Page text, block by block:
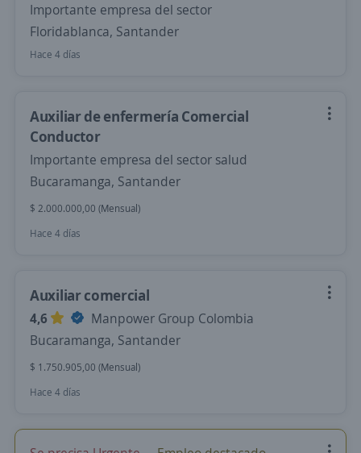
Importante empresa del sector
Floridablanca, Santander
Hace 4 días
Auxiliar de enfermería Comercial
Conductor
Importante empresa del sector salud
Bucaramanga, Santander
$ 2.000.000,00 (Mensual)
Hace 4 días
Auxiliar comercial
4,6
Manpower Group Colombia
Bucaramanga, Santander
$ 1.750.905,00 (Mensual)
Hace 4 días